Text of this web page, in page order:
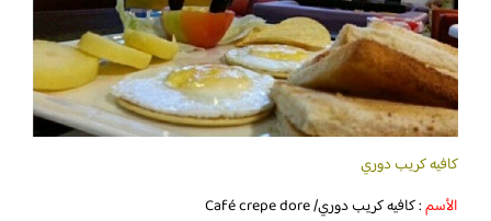
كافيه كريب دوري
الأسم: كافيه كريب دوري/ Café crepe dore